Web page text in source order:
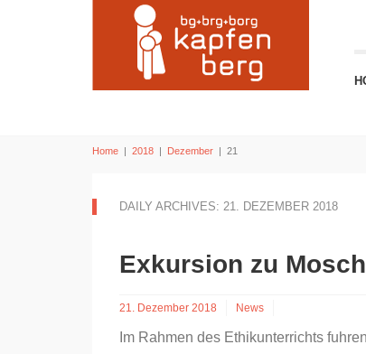
Home | 2018 | Dezember | 21
DAILY ARCHIVES: 21. DEZEMBER 2018
Exkursion zu
21. Dezember 2018 News
Im Rahmen des Ethikunterrichts